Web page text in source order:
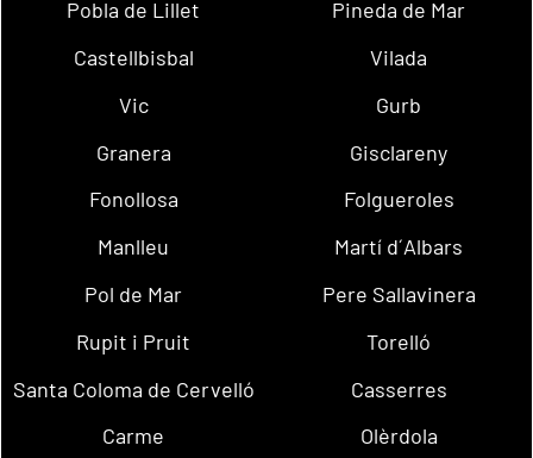
Pobla de Lillet
Pineda de Mar
Castellbisbal
Vilada
Vic
Gurb
Granera
Gisclareny
Fonollosa
Folgueroles
Manlleu
Martí d´Albars
Pol de Mar
Pere Sallavinera
Rupit i Pruit
Torelló
Santa Coloma de Cervelló
Casserres
Carme
Olèrdola